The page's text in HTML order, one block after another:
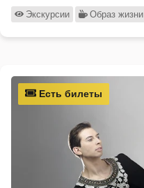
Экскурсии Образ жизни
Есть билеты